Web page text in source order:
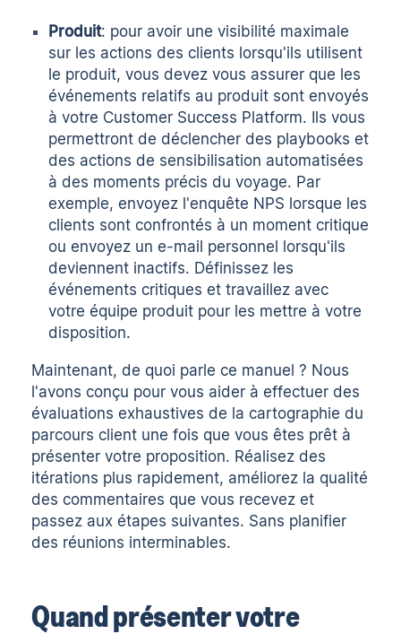
Produit: pour avoir une visibilité maximale
sur les actions des clients lorsqu'ils utilisent
le produit, vous devez vous assurer que les
événements relatifs au produit sont envoyés
à votre Customer Success Platform. Ils vous
permettront de déclencher des playbooks et
des actions de sensibilisation automatisées
à des moments précis du voyage. Par
exemple, envoyez l'enquête NPS lorsque les
clients sont confrontés à un moment critique
ou envoyez un e-mail personnel lorsqu'ils
deviennent inactifs. Définissez les
événements critiques et travaillez avec
votre équipe produit pour les mettre à votre
disposition.
Maintenant, de quoi parle ce manuel ? Nous
l'avons conçu pour vous aider à effectuer des
évaluations exhaustives de la cartographie du
parcours client une fois que vous êtes prêt à
présenter votre proposition. Réalisez des
itérations plus rapidement, améliorez la qualité
des commentaires que vous recevez et
passez aux étapes suivantes. Sans planifier
des réunions interminables.
Quand présenter votre